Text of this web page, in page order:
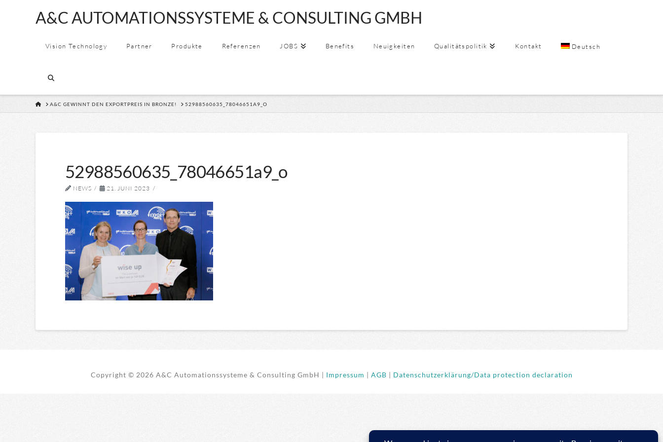
A&C
AUTOMATIONSSYSTEME
&
CONSULTING
GMBH
A&C AUTOMATIONSSYSTEME & CONSULTING GMBH
Vision Technology Partner Produkte Referenzen JOBS Benefits Neuigkeiten Qualitätspolitik Kontakt Deutsch
HOMEA&C GEWINNT DEN EXPORTPREIS IN BRONZE! 52988560635_78046651A9_O
52988560635_78046651a9_o
NEWS 21. JUNI 2023
Copyright © 2026 A&C Automationssysteme & Consulting GmbH | Impressum | AGB | Datenschutzerklärung/Data protection declaration